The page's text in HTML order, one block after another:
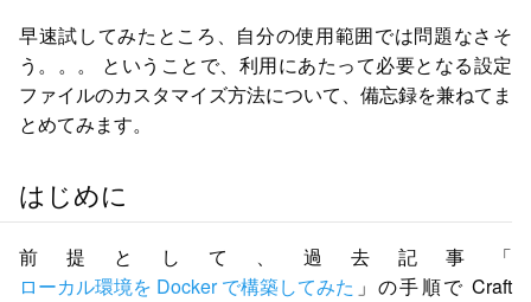
早速試してみたところ、自分の使用範囲では問題なさそ
う。。。
ということで、利用にあたって必要となる設定
ファイルのカスタマイズ方法について、備忘録を兼ねてま
とめてみます。
はじめに
前提として、過去記事「
ローカル環境を Docker で構築してみた 」の手順で Craft